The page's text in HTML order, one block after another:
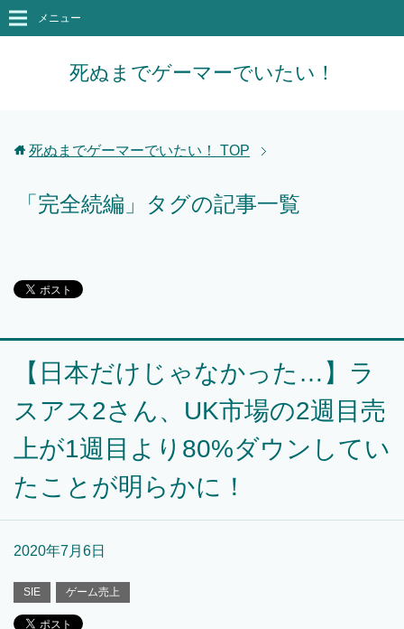
死ぬまでゲーマーでいたい！
メニュー
死ぬまでゲーマーでいたい！ TOP
「完全続編」タグの記事一覧
【日本だけじゃなかった…】ラ
スアス2さん、UK市場の2週目売
上が1週目より80%ダウンしてい
たことが明らかに！
2020年7月6日
SIE ゲーム売上